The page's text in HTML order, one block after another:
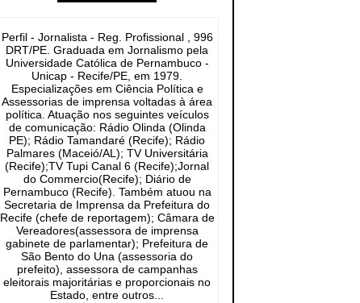
Perfil - Jornalista - Reg. Profissional , 996
DRT/PE. Graduada em Jornalismo pela
Universidade Católica de Pernambuco -
Unicap - Recife/PE, em 1979.
Especializações em Ciência Política e
Assessorias de imprensa voltadas à área
política. Atuação nos seguintes veículos
de comunicação: Rádio Olinda (Olinda
PE); Rádio Tamandaré (Recife); Rádio
Palmares (Maceió/AL); TV Universitária
(Recife);TV Tupi Canal 6 (Recife);Jornal
do Commercio(Recife); Diário de
Pernambuco (Recife). Também atuou na
Secretaria de Imprensa da Prefeitura do
Recife (chefe de reportagem); Câmara de
Vereadores(assessora de imprensa
gabinete de parlamentar); Prefeitura de
São Bento do Una (assessoria do
prefeito), assessora de campanhas
eleitorais majoritárias e proporcionais no
Estado, entre outros...